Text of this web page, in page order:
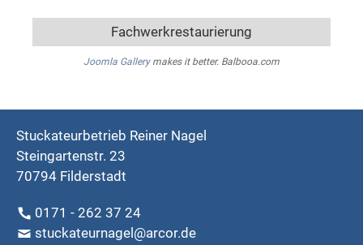
Fachwerkrestaurierung
Joomla Gallerymakes it better. Balbooa.com
Stuckateurbetrieb Reiner Nagel
Steingartenstr. 23
70794 Filderstadt
0171 - 262 37 24
stuckateurnagel@arcor.de